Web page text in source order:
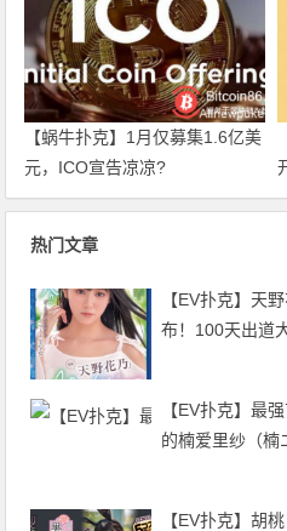
【蜗牛扑克】1月仅募集1.6亿美
元，ICO宣告凉凉?
热门文章
【EV扑克】天
布！100天出道
【EV扑克】最
的楠爱里纱（楠
【EV扑克】胡